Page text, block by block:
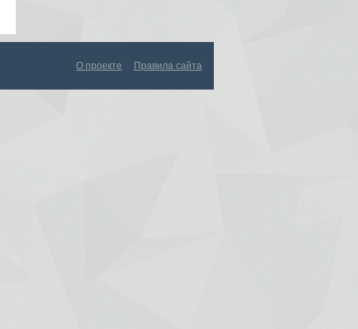
О проекте Правила сайта